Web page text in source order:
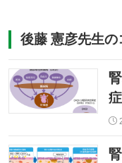
後藤 憲彦先生の
症